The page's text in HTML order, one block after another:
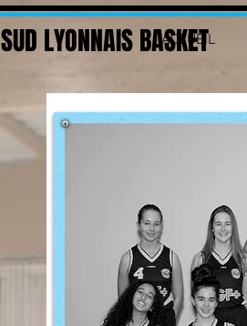
SUD LYONNAIS BASKET
ACCUEIL